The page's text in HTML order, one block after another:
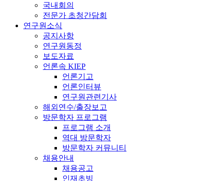
국내회의
전문가 초청간담회
연구원소식
공지사항
연구원동정
보도자료
언론속 KIEP
언론기고
언론인터뷰
연구원관련기사
해외연수/출장보고
방문학자 프로그램
프로그램 소개
역대 방문학자
방문학자 커뮤니티
채용안내
채용공고
인재초빙